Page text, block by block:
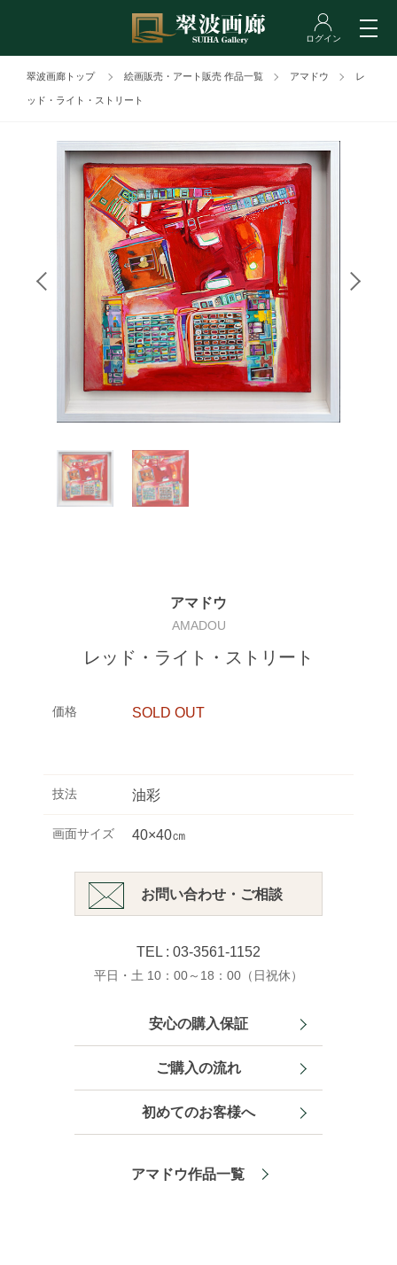
翠波画廊トップ 絵画販売・アート販売 作品一覧 アマドウ レ
ッド・ライト・ストリート
アマドウ
AMADOU
レッド・ライト・ストリート
価格 SOLD OUT
技法 油彩
画面サイズ 40×40㎝
お問い合わせ・ご相談
TEL : 03-3561-1152
平日・土 10：00～18：00（日祝休）
安心の購入保証
ご購入の流れ
初めてのお客様へ
アマドウ作品一覧